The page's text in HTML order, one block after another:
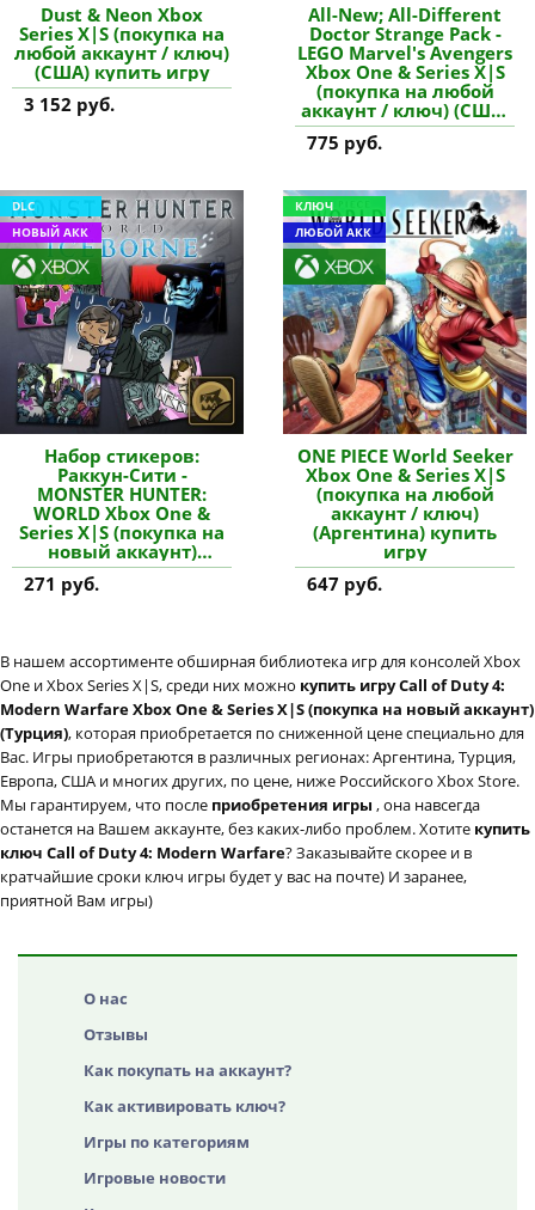
Dust & Neon Xbox
Series X|S (покупка на
любой аккаунт / ключ)
(США) купить игру
3 152 руб.
All-New; All-Different
Doctor Strange Pack -
LEGO Marvel's Avengers
Xbox One & Series X|S
(покупка на любой
аккаунт / ключ) (США)
купить дополнение
775 руб.
DLC
НОВЫЙ АКК
Набор стикеров:
Раккун-Сити -
MONSTER HUNTER:
WORLD Xbox One &
Series X|S (покупка на
новый аккаунт)
купить дополнение
271 руб.
КЛЮЧ
ЛЮБОЙ АКК
ONE PIECE World Seeker
Xbox One & Series X|S
(покупка на любой
аккаунт / ключ)
(Аргентина) купить
игру
647 руб.
В нашем ассортименте обширная библиотека игр для консолей Xbox
One и Xbox Series X|S, среди них можно купить игру Call of Duty 4:
Modern Warfare Xbox One & Series X|S (покупка на новый аккаунт)
(Турция), которая приобретается по сниженной цене специально для
Вас. Игры приобретаются в различных регионах: Аргентина, Турция,
Европа, США и многих других, по цене, ниже Российского Xbox Store.
Мы гарантируем, что после приобретения игры , она навсегда
останется на Вашем аккаунте, без каких-либо проблем. Хотите купить
ключ Call of Duty 4: Modern Warfare? Заказывайте скорее и в
кратчайшие сроки ключ игры будет у вас на почте) И заранее,
приятной Вам игры)
О нас
Отзывы
Как покупать на аккаунт?
Как активировать ключ?
Игры по категориям
Игровые новости